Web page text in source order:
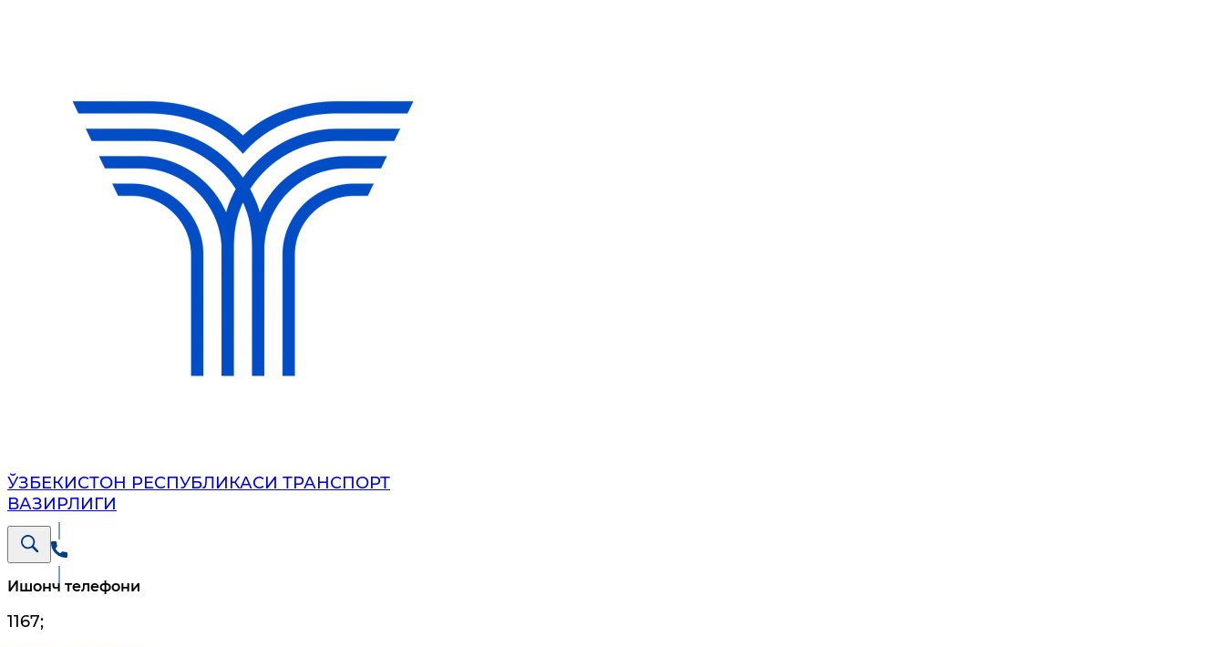
ЎЗБЕКИСТОН РЕСПУБЛИКАСИ ТРАНСПОРТ
ВАЗИРЛИГИ
Ишонч телефони
1167;